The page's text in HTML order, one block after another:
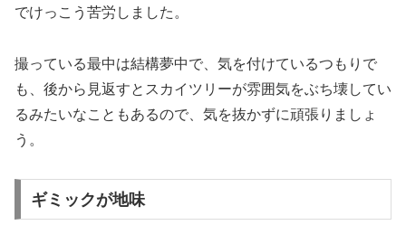
でけっこう苦労しました。
撮っている最中は結構夢中で、気を付けているつもりで
も、後から見返すとスカイツリーが雰囲気をぶち壊してい
るみたいなこともあるので、気を抜かずに頑張りましょ
う。
ギミックが地味